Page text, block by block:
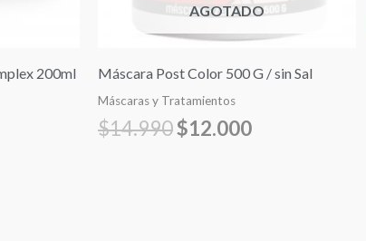
200ml
AGOTADO
Máscara Post Color 500 G / sin Sal
Máscaras y Tratamientos
$14.990$12.000